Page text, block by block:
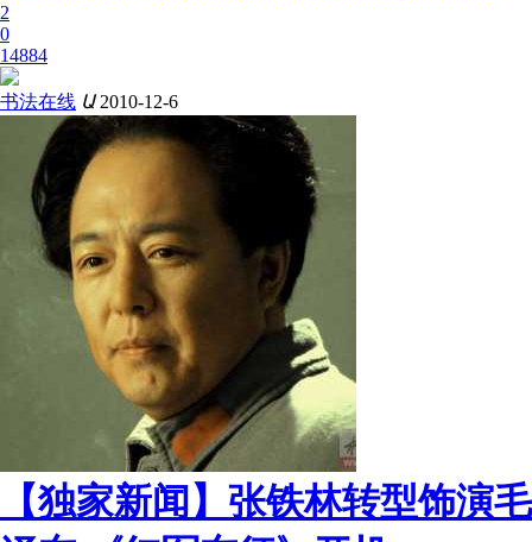
2
0
14884
书法在线 Ա 2010-12-6
【独家新闻】张铁林转型饰演毛